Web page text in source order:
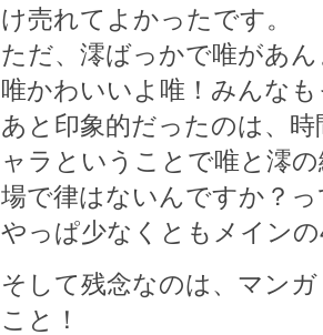
け売れてよかったです。
ただ、澪ばっかで唯があ
唯かわいいよ唯！みんな
あと印象的だったのは、
ャラということで唯と澪
場で律はないんですか？
やっぱ少なくともメイン
そして残念なのは、マン
こと！